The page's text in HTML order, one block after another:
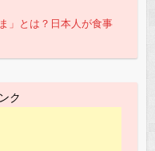
」とは？日本人が食事
ク